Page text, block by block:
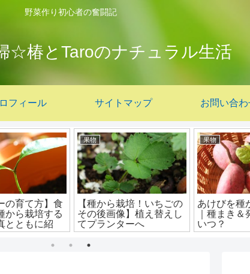
野菜作り初心者の奮闘記
☆椿とTaroのナチュラル生活
フィール サイトマップ お問い合わ
ャムの作り
なので簡単！
モモ救済
野菜
【梅雨時にじゃがいもの
収穫】雨続きなのに葉っ
ぱが枯れて収穫のタイミ
ング
貝類
【シオフキ
理】スー
ガイを砂抜